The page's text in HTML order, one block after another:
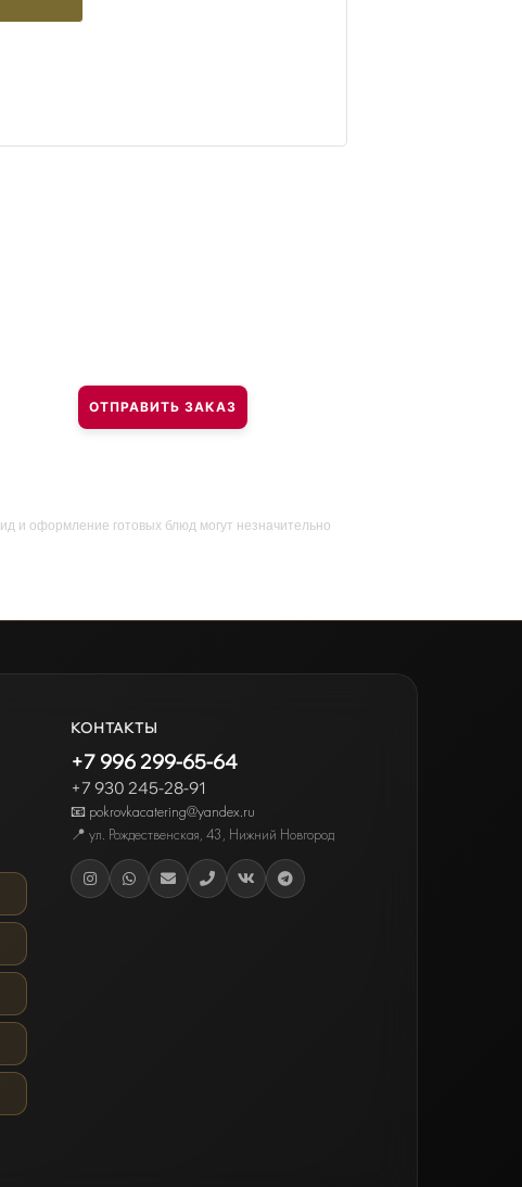
ОТПРАВИТЬ ЗАКАЗ
и оформление готовых блюд могут незначительно
КОНТАКТЫ
+7 996 299-65-64
+7 930 245-28-91
📧 pokrovkacatering@yandex.ru
📍 ул. Рождественская, 43, Нижний Новгород